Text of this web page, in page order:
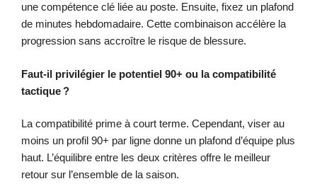
une compétence clé liée au poste. Ensuite, fixez un plafond
de minutes hebdomadaire. Cette combinaison accélère la
progression sans accroître le risque de blessure.
Faut-il privilégier le potentiel 90+ ou la compatibilité
tactique ?
La compatibilité prime à court terme. Cependant, viser au
moins un profil 90+ par ligne donne un plafond d’équipe plus
haut. L’équilibre entre les deux critères offre le meilleur
retour sur l’ensemble de la saison.